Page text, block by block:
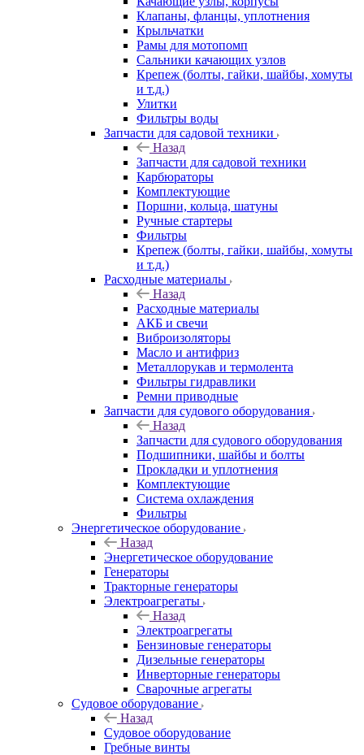
Клапаны, фланцы, уплотнения
Крыльчатки
Рамы для мотопомп
Сальники качающих узлов
Крепеж (болты, гайки, шайбы, хомуты
и т.д.)
Улитки
Фильтры воды
Запчасти для садовой техники
Назад
Запчасти для садовой техники
Карбюраторы
Комплектующие
Поршни, кольца, шатуны
Ручные стартеры
Фильтры
Крепеж (болты, гайки, шайбы, хомуты
и т.д.)
Расходные материалы
Назад
Расходные материалы
АКБ и свечи
Виброизоляторы
Масло и антифриз
Металлорукав и термолента
Фильтры гидравлики
Ремни приводные
Запчасти для судового оборудования
Назад
Запчасти для судового оборудования
Подшипники, шайбы и болты
Прокладки и уплотнения
Комплектующие
Система охлаждения
Фильтры
Энергетическое оборудование
Назад
Энергетическое оборудование
Генераторы
Тракторные генераторы
Электроагрегаты
Назад
Электроагрегаты
Бензиновые генераторы
Дизельные генераторы
Инверторные генераторы
Сварочные агрегаты
Судовое оборудование
Назад
Судовое оборудование
Гребные винты